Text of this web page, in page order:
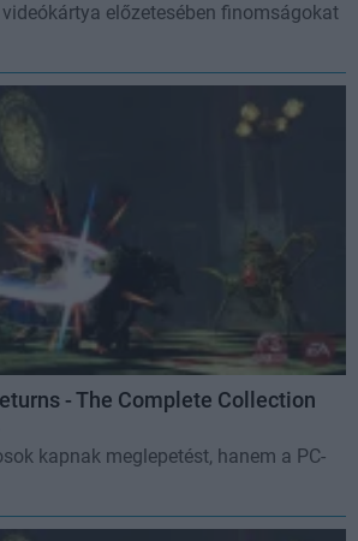
videókártya előzetesében finomságokat
- The Complete Collection
kapnak meglepetést, hanem a PC-